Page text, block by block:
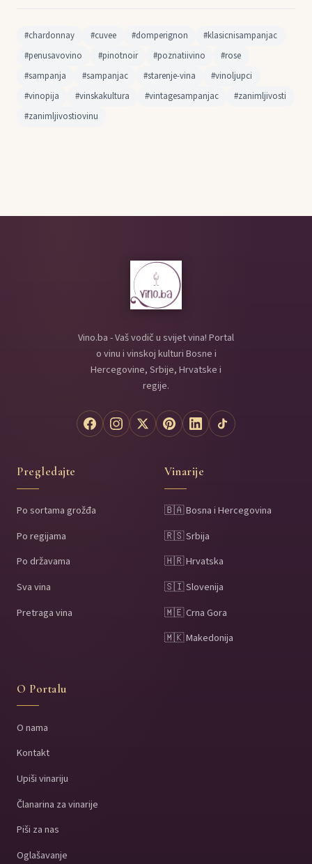
#chardonnay #cuvee #domperignon
#klasicnisampanjac
#penusavovino
#pinotnoir #poznatiivino
#rose
#sampanja
#sampanjac #starenje-vina
#vinoljupci
#vinopija
#vinskakultura #vintagesampanjac
#zanimljivosti
#zanimljivostiovinu
Vino.ba - Vaš vodič u svijet vina! Portal
o vinu i vinskoj kulturi Bosne i
Hercegovine, Srbije, Hrvatske i
regije.
Pregledajte
Po sortama grožđa
Po regijama
Po državama
Sva vina
Pretraga vina
Vinarije
🇧🇦 Bosna i Hercegovina
🇷🇸 Srbija
🇭🇷 Hrvatska
🇸🇮 Slovenija
🇲🇪 Crna Gora
🇲🇰 Makedonija
O Portalu
O nama
Kontakt
Upiši vinariju
Članarina za vinarije
Piši za nas
Oglašavanje